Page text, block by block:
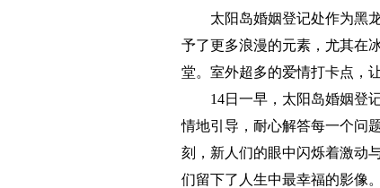
太阳岛婚姻登记处作为黑
予了更多浪漫的元素，尤其在
堂。室外超多的爱情打卡点，
14日一早，太阳岛婚姻登
情地引导，耐心解答每一个问
刻，新人们的眼中闪烁着激动
们留下了人生中最幸福的影像